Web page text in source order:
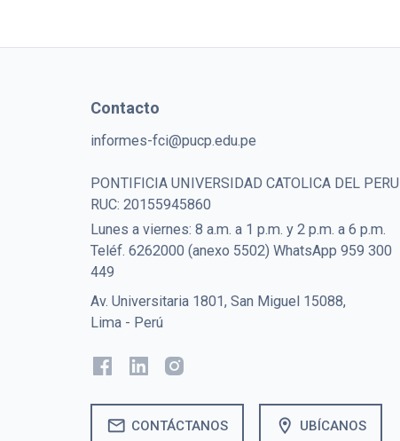
Contacto
informes-fci@pucp.edu.pe
PONTIFICIA UNIVERSIDAD CATOLICA DEL PERU
RUC: 20155945860
Lunes a viernes: 8 a.m. a 1 p.m. y 2 p.m. a 6 p.m.
Teléf. 6262000 (anexo 5502) WhatsApp 959 300
449
Av. Universitaria 1801, San Miguel 15088,
Lima - Perú
mail CONTÁCTANOS location_on UBÍCANOS